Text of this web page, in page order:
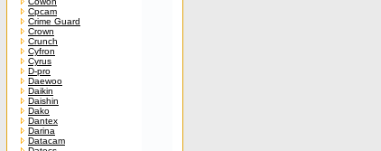
Cpcam
Crime Guard
Crown
Crunch
Cyfron
Cyrus
D-pro
Daewoo
Daikin
Daishin
Dako
Dantex
Darina
Datacam